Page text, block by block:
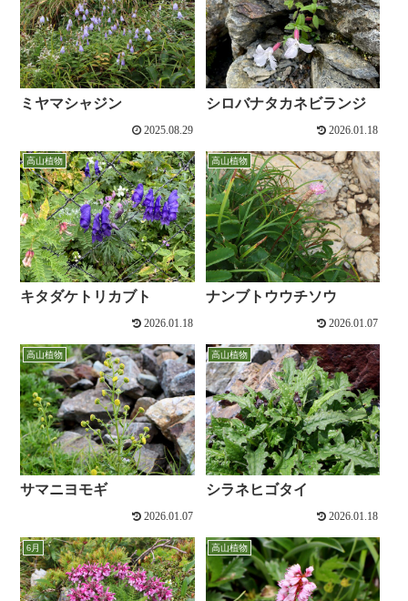
ミヤマシャジン
2025.08.29
シロバナタカネビランジ
2026.01.18
高山植物
キタダケトリカブト
2026.01.18
高山植物
ナンブトウウチソウ
2026.01.07
高山植物
サマニヨモギ
2026.01.07
高山植物
シラネヒゴタイ
2026.01.18
6月 高山植物